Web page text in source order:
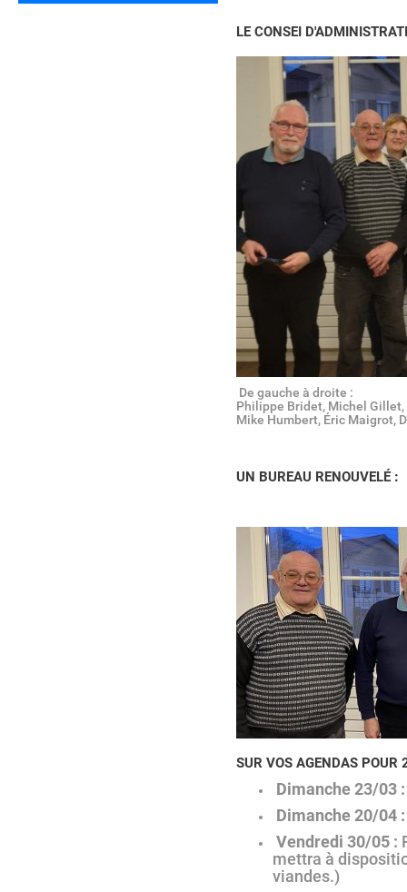
LE CONSEI
De gauche à droite :
Philippe Bridet, Michel
Mike Humbert, Éric Maigrot,
UN BUREAU RENOUVELÉ :
SUR VOS AGENDAS POUR
Dimanche 23/03 :
Dimanche 20/04 :
Vendredi 30/05 :
mettra à
viandes.)